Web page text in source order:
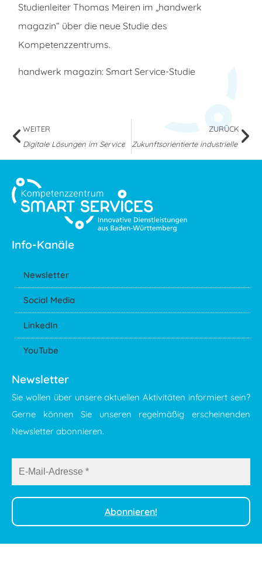
Studienleiter Thomas Meiren im „handwerk
magazin“ über die neue Studie des
Kompetenzzentrums.
handwerk magazin: Smart Service-Studie
WEITER
Digitale Lösungen im Service
ZURÜCK
Zukunftsorientierte industrielle Smart
Info-Kanäle
Newsletter
Social Media
LinkedIn
YouTube
Newsletter
Sie wollen über unsere aktuellen Aktivitäten informiert sein?
Gerne können Sie unseren regelmäßig erscheinenden
Newsletter abonnieren.